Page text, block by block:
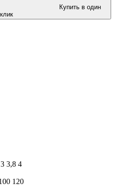
Купить в один
клик
3 3,8 4
120